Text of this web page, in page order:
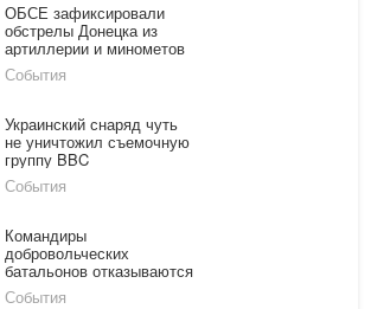
ОБСЕ зафиксировали
обстрелы Донецка из
артиллерии и минометов
События
Украинский снаряд чуть
не уничтожил съемочную
группу BBC
События
Командиры
добровольческих
батальонов отказываются
подчиняться Генштабу
События